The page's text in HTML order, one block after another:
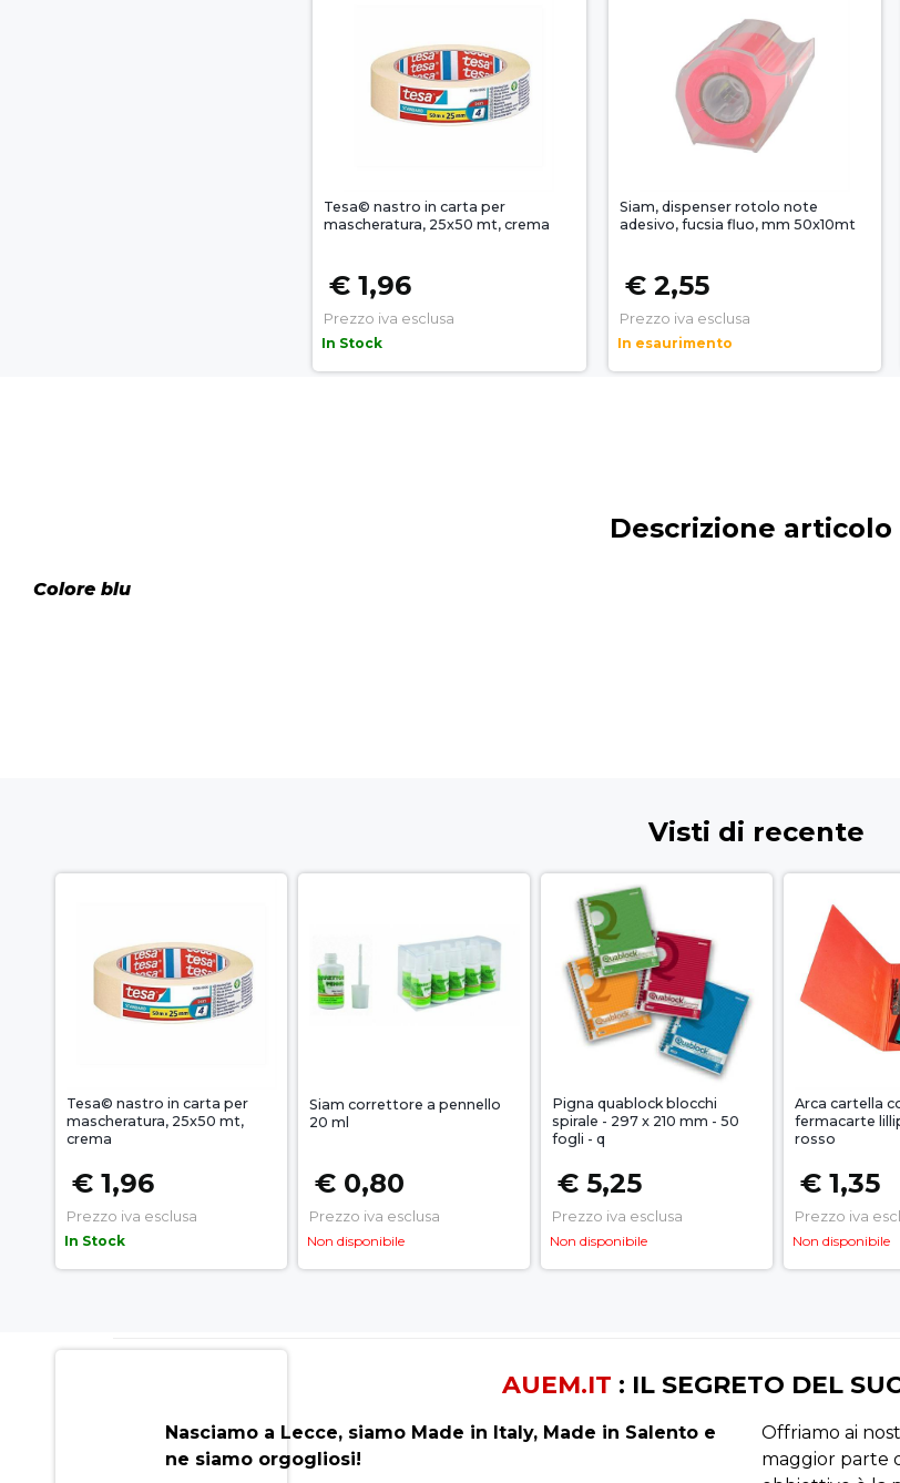
Tesa© nastro in carta per
mascheratura, 25x50 mt, crema
€ 1,96
Prezzo iva esclusa
In Stock
Siam, dispenser rotolo note
adesivo, fucsia fluo, mm 50x10mt
€ 2,55
Prezzo iva esclusa
In esaurimento
Descrizione articolo
Colore blu
Visti di recente
Tesa© nastro in carta per
mascheratura, 25x50 mt,
crema
€ 1,96
Prezzo iva esclusa
In Stock
Siam correttore a pennello
20 ml
€ 0,80
Prezzo iva esclusa
Non disponibile
Pigna quablock blocchi
spirale - 297 x 210 mm - 50
fogli - q
€ 5,25
Prezzo iva esclusa
Non disponibile
Arca cartella
fermacarte
rosso
€ 1,35
Prezzo iva
Non disponibile
AUEM.IT : IL SEGRETO DEL
Nasciamo a Lecce, siamo Made in Italy, Made in Salento e
ne siamo orgogliosi!
Offriamo ai
maggior parte